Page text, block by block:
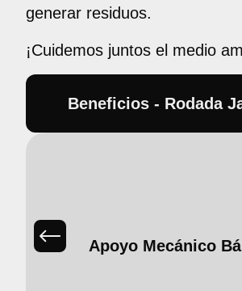
generar residuos.
¡Cuidemos juntos el medio
Beneficios - Rodada
Apoyo Mecánico